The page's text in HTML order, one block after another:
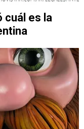
cuál es la